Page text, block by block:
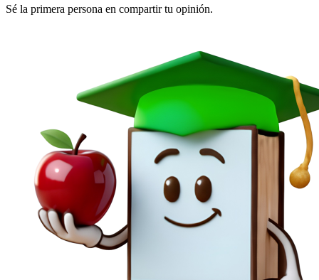
Sé la primera persona en compartir tu opinión.